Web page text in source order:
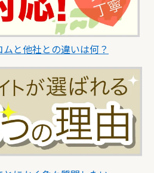
と他社との違いは何？